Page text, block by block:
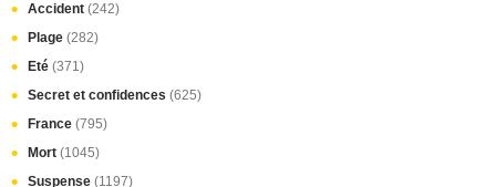
Accident (242)
Plage (282)
Eté (371)
Secret et confidences (625)
France (795)
Mort (1045)
Suspense (1197)